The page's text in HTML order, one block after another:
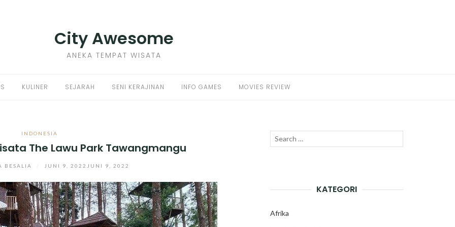
City Awesome
ANEKA TEMPAT WISATA
KULINER SEJARAH SENI KERAJINAN INFO GAMES MOVIES REVIEW
INDONESIA
The Lawu Park Tawangmangu
BESALIA JUNI 9, 2022 JUNI 9, 2022
Search
KATEGORI
Afrika